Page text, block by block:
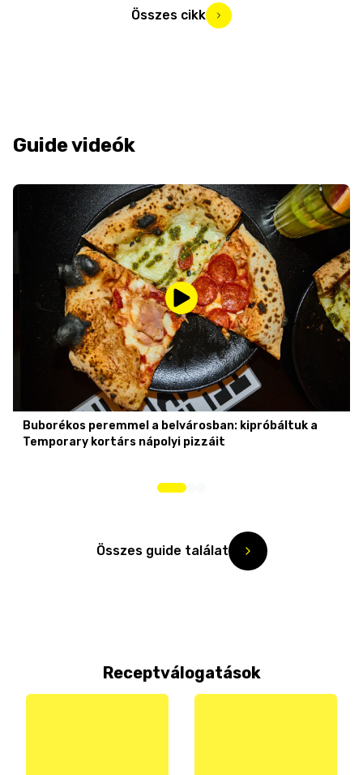
Összes cikk
Guide videók
Buborékos peremmel a belvárosban: kipróbáltuk a
Temporary kortárs nápolyi pizzáit
Összes guide találat
Receptválogatások